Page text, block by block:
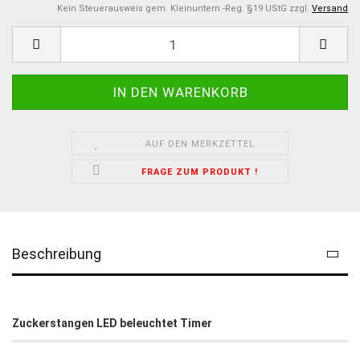
Kein Steuerausweis gem. Kleinuntern.-Reg. §19 UStG zzgl. Versand
AUF DEN MERKZETTEL
FRAGE ZUM PRODUKT !
Beschreibung
Zuckerstangen LED beleuchtet Timer